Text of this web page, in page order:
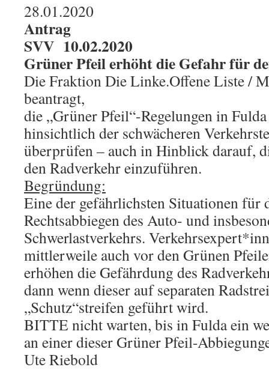
28.01.2020
Antrag
SVV 10.02.2020
Grüner Pfeil erhöht die Gefahr für
Die Fraktion Die Linke.Offene Liste /
beantragt,
die „Grüner Pfeil“-Regelungen in
hinsichtlich der schwächeren
überprüfen – auch in Hinblick darauf,
den Radverkehr einzuführen.
Begründung:
Eine der gefährlichsten Situationen für
Rechtsabbiegen des Auto- und
Schwerlastverkehrs.
mittlerweile auch vor den Grünen
erhöhen die Gefährdung des
dann wenn dieser auf separaten
„Schutz“streifen geführt wird.
BITTE nicht warten, bis in Fulda ein
an einer dieser Grüner Pfeil-
Ute Riebold